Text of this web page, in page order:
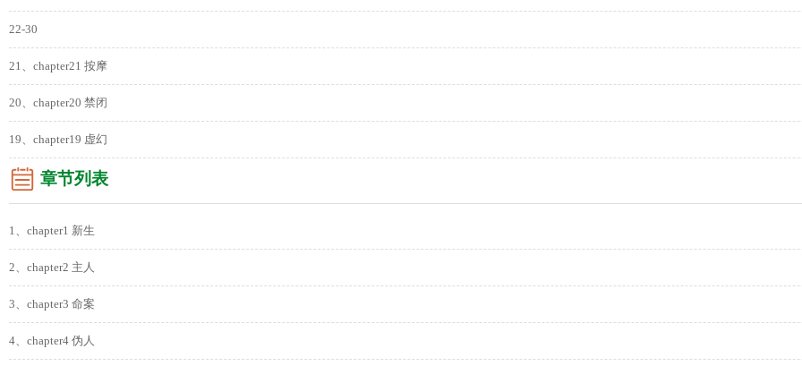
22-30
21、chapter21 按摩
20、chapter20 禁闭
19、chapter19 虚幻
章节列表
1、chapter1 新生
2、chapter2 主人
3、chapter3 命案
4、chapter4 伪人